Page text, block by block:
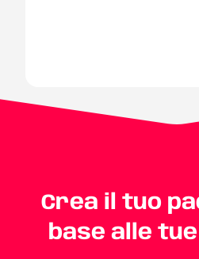
Crea il tuo
base alle